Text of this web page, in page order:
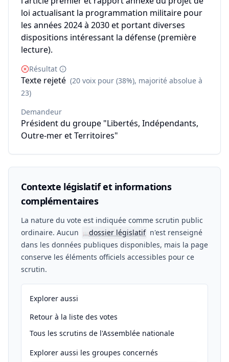
loi actualisant la programmation militaire pour
les années 2024 à 2030 et portant diverses
dispositions intéressant la défense (première
lecture).
Résultat
Texte rejeté (20 voix pour (38%), majorité absolue à
23)
Demandeur
Président du groupe "Libertés, Indépendants,
Outre-mer et Territoires"
Contexte législatif et informations
complémentaires
La nature du vote est indiquée comme scrutin public
ordinaire. Aucun
📖dossier législatif n'est renseigné
dans les données publiques disponibles, mais la page
conserve les éléments officiels accessibles pour ce
scrutin.
Explorer aussi
Retour à la liste des votes
Tous les scrutins de l'Assemblée nationale
Explorer aussi les groupes concernés